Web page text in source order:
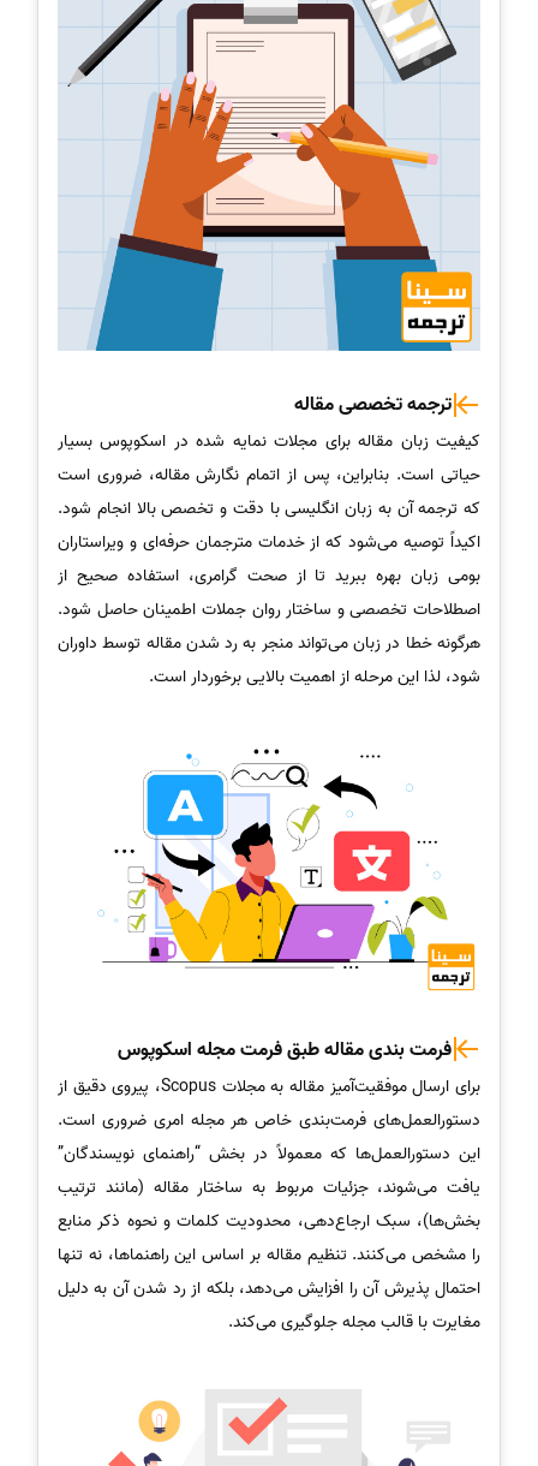
ترجمه تخصصی مقاله
کیفیت زبان مقاله برای مجلات نمایه شده در اسکوپوس بسیار
حیاتی است. بنابراین، پس از اتمام نگارش مقاله، ضروری است
که ترجمه آن به زبان انگلیسی با دقت و تخصص بالا انجام شود.
اکیداً توصیه می‌شود که از خدمات مترجمان حرفه‌ای و ویراستاران
بومی زبان بهره ببرید تا از صحت گرامری، استفاده صحیح از
اصطلاحات تخصصی و ساختار روان جملات اطمینان حاصل شود.
هرگونه خطا در زبان می‌تواند منجر به رد شدن مقاله توسط داوران
شود، لذا این مرحله از اهمیت بالایی برخوردار است.
فرمت بندی مقاله طبق فرمت مجله اسکوپوس
برای ارسال موفقیت‌آمیز مقاله به مجلات Scopus، پیروی دقیق از
دستورالعمل‌های فرمت‌بندی خاص هر مجله امری ضروری است.
این دستورالعمل‌ها که معمولاً در بخش “راهنمای نویسندگان”
یافت می‌شوند، جزئیات مربوط به ساختار مقاله (مانند ترتیب
بخش‌ها)، سبک ارجاع‌دهی، محدودیت کلمات و نحوه ذکر منابع
را مشخص می‌کنند. تنظیم مقاله بر اساس این راهنماها، نه تنها
احتمال پذیرش آن را افزایش می‌دهد، بلکه از رد شدن آن به دلیل
مغایرت با قالب مجله جلوگیری می‌کند.